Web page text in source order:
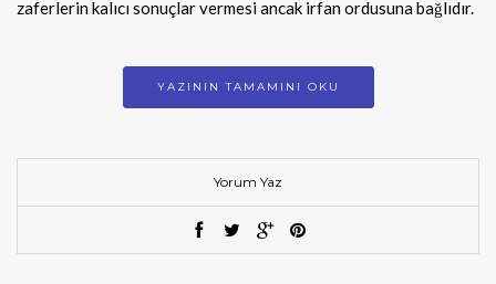
zaferlerin kalıcı sonuçlar vermesi ancak irfan ordusuna bağlıdır.
YAZININ TAMAMINI OKU
Yorum Yaz